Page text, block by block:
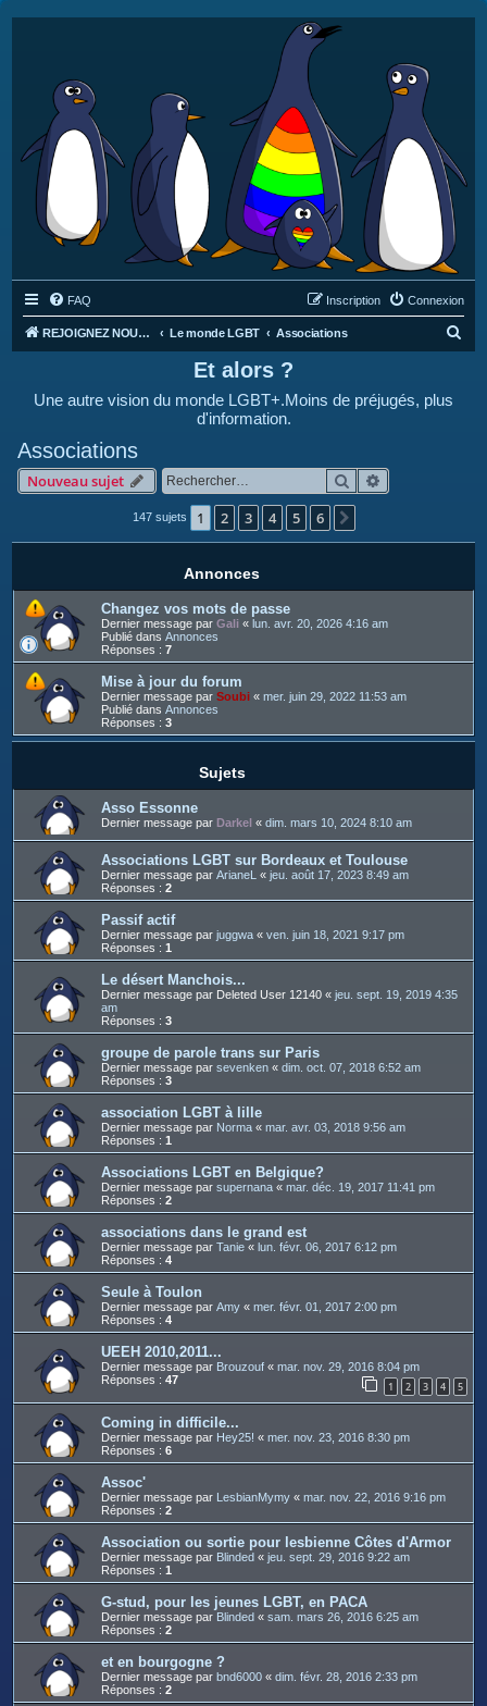
FAQ Connexion
Inscription
REJOIGNEZ NOUS SUR DISCORD : https://discord.gg/4C2Bvub Le monde LGBT Associations
e
Et alors ?
Une autre vision du monde LGBT+.Moins de préjugés, plus
d'information.
Associations
Nouveau sujet Rechercher
147 sujets 1 2 3 4 5 6
Annonces
Changez vos mots de passe
Dernier message par Gali « lun. avr. 20, 2026 4:16 am
Publié dans Annonces
Réponses : 7
Mise à jour du forum
Dernier message par Soubi « mer. juin 29, 2022 11:53 am
Publié dans Annonces
Réponses : 3
Sujets
Asso Essonne
Dernier message par Darkel « dim. mars 10, 2024 8:10 am
Associations LGBT sur Bordeaux et Toulouse
Dernier message par ArianeL « jeu. août 17, 2023 8:49 am
Réponses : 2
Passif actif
Dernier message par juggwa « ven. juin 18, 2021 9:17 pm
Réponses : 1
Le désert Manchois...
Dernier message par Deleted User 12140 « jeu. sept. 19, 2019 4:35
am
Réponses : 3
groupe de parole trans sur Paris
Dernier message par sevenken « dim. oct. 07, 2018 6:52 am
Réponses : 3
association LGBT à lille
Dernier message par Norma « mar. avr. 03, 2018 9:56 am
Réponses : 1
Associations LGBT en Belgique?
Dernier message par supernana « mar. déc. 19, 2017 11:41 pm
Réponses : 2
associations dans le grand est
Dernier message par Tanie « lun. févr. 06, 2017 6:12 pm
Réponses : 4
Seule à Toulon
Dernier message par Amy « mer. févr. 01, 2017 2:00 pm
Réponses : 4
UEEH 2010,2011...
Dernier message par Brouzouf « mar. nov. 29, 2016 8:04 pm
Réponses : 47 1 2 3 4 5
Coming in difficile...
Dernier message par Hey25! « mer. nov. 23, 2016 8:30 pm
Réponses : 6
Assoc'
Dernier message par LesbianMymy « mar. nov. 22, 2016 9:16 pm
Réponses : 2
Association ou sortie pour lesbienne Côtes d'Armor
Dernier message par Blinded « jeu. sept. 29, 2016 9:22 am
Réponses : 1
G-stud, pour les jeunes LGBT, en PACA
Dernier message par Blinded « sam. mars 26, 2016 6:25 am
Réponses : 2
et en bourgogne ?
Dernier message par bnd6000 « dim. févr. 28, 2016 2:33 pm
Réponses : 2